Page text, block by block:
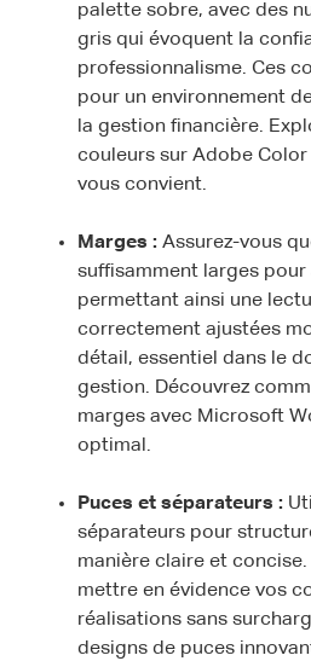
palette sobre, avec des
gris qui évoquent la
professionnalisme. Ces
pour un environnement
la gestion financière.
couleurs sur Adobe
vous convient.
Marges : Assurez-vous
suffisamment larges
permettant ainsi une
correctement ajustées
détail, essentiel dans le
gestion. Découvrez
marges avec Microsoft
optimal.
Puces et séparateurs :
séparateurs pour
manière claire et
mettre en évidence vos
réalisations sans
designs de puces